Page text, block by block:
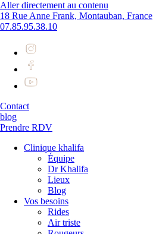
Aller directement au contenu
18 Rue Anne Frank, Montauban, France
07.85.95.38.10
Contact
blog
Prendre RDV
Clinique khalifa
Équipe
Dr Khalifa
Lieux
Blog
Vos besoins
Rides
Air triste